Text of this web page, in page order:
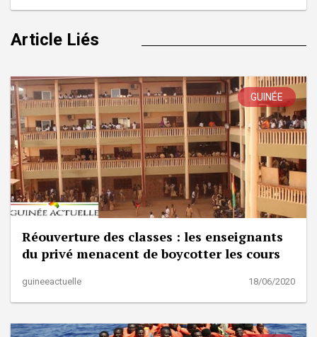
Article Liés
GUINÉE
Réouverture des classes : les enseignants
du privé menacent de boycotter les cours
guineeactuelle 18/06/2020